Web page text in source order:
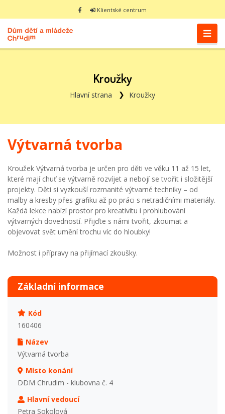
Klientské centrum
Kroužky
Hlavní strana Kroužky
Výtvarná tvorba
Kroužek Výtvarná tvorba je určen pro děti ve věku 11 až 15 let,
které mají chuť se výtvarně rozvíjet a nebojí se tvořit i složitější
projekty. Děti si vyzkouší rozmanité výtvarné techniky – od
malby a kresby přes grafiku až po práci s netradičními materiály.
Každá lekce nabízí prostor pro kreativitu i prohlubování
výtvarných dovedností. Přijďte s námi tvořit, zkoumat a
objevovat svět umění trochu víc do hloubky!
Možnost i přípravy na přijímací zkoušky.
Základní informace
Kód
160406
Název
Výtvarná tvorba
Místo konání
DDM Chrudim - klubovna č. 4
Hlavní vedoucí
Petra Sokolová